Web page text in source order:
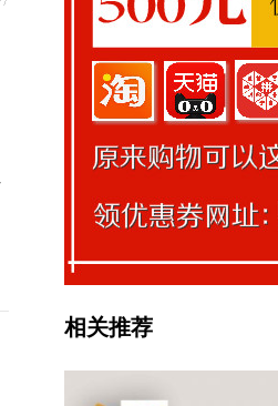
相关推荐